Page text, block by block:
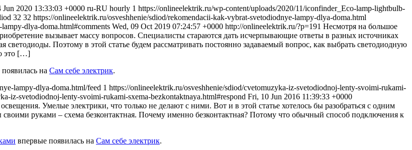
2020 13:33:03 +0000 ru-RU hourly 1 https://onlineelektrik.ru/wp-content/uploads/2020/11/iconfinder_Eco-lamp-lightbulb-
32 32 https://onlineelektrik.ru/osveshhenie/sdiod/rekomendacii-kak-vybrat-svetodiodnye-lampy-dlya-doma.html
dlya-doma.html#comments Wed, 09 Oct 2019 07:24:57 +0000 http://onlineelektrik.ru/?p=191 Несмотря на большое
вызывает массу вопросов. Специалисты стараются дать исчерпывающие ответы в разных источниках
Поэтому в этой статье будем рассматривать постоянно задаваемый вопрос, как выбрать светодиодную
это […]
на Сам себе электрик.
lampy-dlya-doma.html/feed 1 https://onlineelektrik.ru/osveshhenie/sdiod/cvetomuzyka-iz-svetodiodnoj-lenty-svoimi-rukami-
iz-svetodiodnoj-lenty-svoimi-rukami-sxema-bezkontaktnaya.html#respond Fri, 10 Jun 2016 11:39:33 +0000
Умелые электрики, что только не делают с ними. Вот и в этой статье хотелось бы разобраться с одним
руками – схема безконтактная. Почему именно безконтактная? Потому что обычный способ подключения к
впервые появилась на Сам себе электрик.